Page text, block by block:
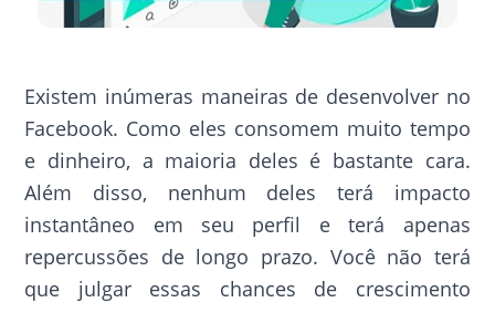
Existem inúmeras maneiras de desenvolver no
Facebook. Como eles consomem muito tempo
e dinheiro, a maioria deles é bastante cara.
Além disso, nenhum deles terá impacto
instantâneo em seu perfil e terá apenas
repercussões de longo prazo. Você não terá
que julgar essas chances de crescimento